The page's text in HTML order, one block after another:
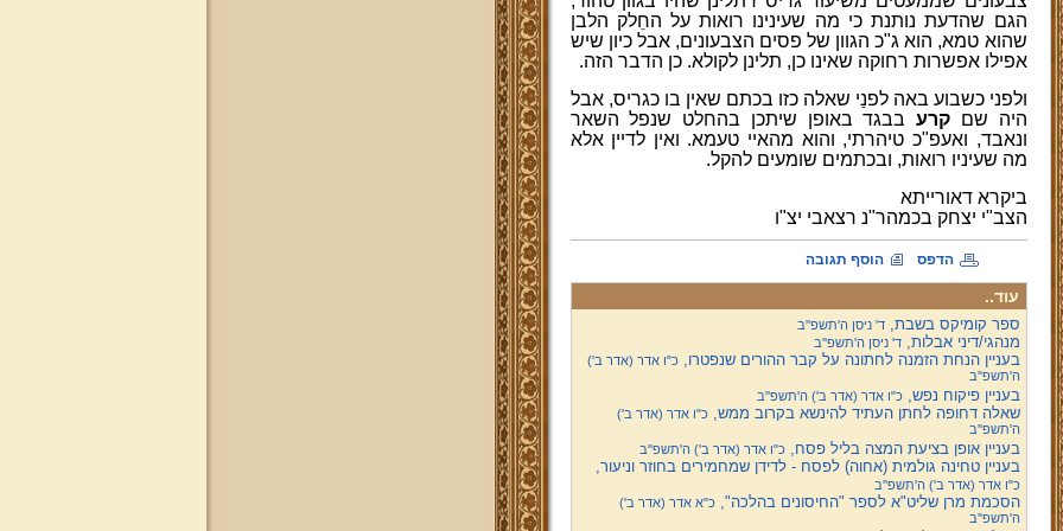
הגם שהדעת נותנת כי מה שעינינו רואותעל החלק הלבן
שהוא טמא, הוא ג"כ הגוון של פסים הצבעונים, אבל כיון שיש
אפילו אפשרות רחוקה שאינו כן, תלינן לקולא. כן הדבר הזה.
ולפני כשבוע באה לפני שאלה כזו בכתם שאין בו כגריס, אבל
היה שם קרע בבגד באופן שיתכן בהחלט שנפל השאר
ונאבד, ואעפ"כ טיהרתי, והוא מהאיי טעמא. ואין לדיין אלא
מה שעיניו רואות, ובכתמים שומעים להקל.
ביקרא דאורייתא
הצב"י יצחק בכמהר"נ רצאבי יצ"ו
הדפס הוסף תגובה
עוד..
ספר קומיקס בשבת,ד' ניסן ה'תשפ''ב
מנהגי/דיני אבלות,ד' ניסן ה'תשפ''ב
בעניין הנחת הזמנה לחתונה על קבר ההורים שנפטרו,כ"ו אדר (אדר ב')
ה'תשפ''ב
בעניין פיקוח נפש,כ"ו אדר (אדר ב') ה'תשפ''ב
שאלה דחופה לחתן העתיד להינשא בקרוב ממש,כ"ו אדר (אדר ב')
ה'תשפ''ב
בעניין אופן בציעת המצה בליל פסח,כ"ו אדר (אדר ב') ה'תשפ''ב
בעניין טחינה גולמית (אחוה) לפסח - לדידן שמחמירים בחוזר וניעור,
כ"ו אדר (אדר ב') ה'תשפ''ב
הסכמת מרן שליט"א לספר "החיסונים בהלכה",כ"א אדר (אדר ב')
ה'תשפ''ב